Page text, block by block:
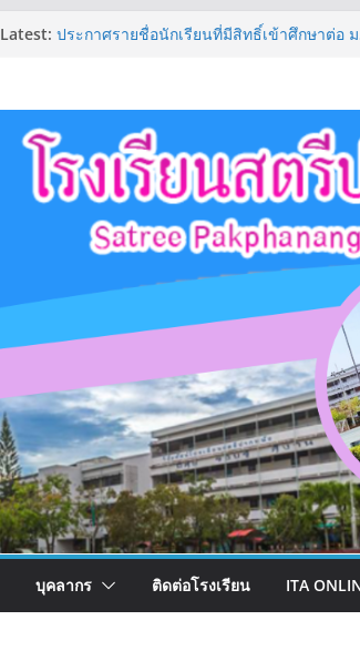
Latest: ประกาศรายชื่อนักเรียนที่มีสิทธิ์เข้าศึกษาต่อ
ประกาศรายชื่อนักเรียนที่มีสิทธิ์เข้าศึกษาต่อร
(รอบ2)
บุคลากร ติดต่อโรงเรียน ITA